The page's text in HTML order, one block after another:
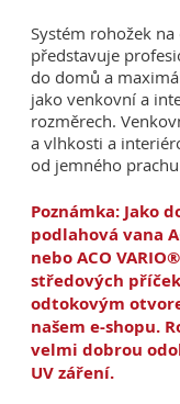
Systém rohožek
představuje
do domů a
jako venkovní a
rozměrech.
a vlhkosti a
od jemného
Poznámka: Jako
podlahová vana
nebo ACO
středových
odtokovým
našem e-shopu.
velmi dobrou
UV záření.